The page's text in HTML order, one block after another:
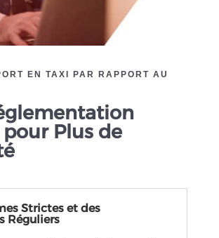
EN TAXI PAR RAPPORT AU
Plus de
Strictes et des
Réguliers